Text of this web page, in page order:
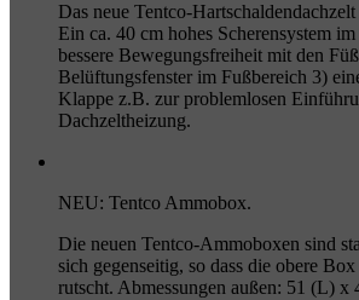
Das neue Tentco-
Ein ca. 40 cm hohes Scherensystem
bessere Bewegungsfreiheit mit den
Belüftungsfenster im Fußbereich 3)
Klappe z.B. zur problemlosen
Dachzeltheizung.
NEU: Tentco Ammobox.
Die neuen Tentco-Ammoboxen sind
sich gegenseitig, so dass die obere
rutscht. Abmessungen außen: 51 (L)